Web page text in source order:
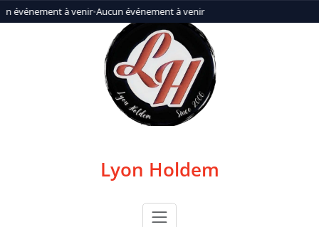
événement à venir•Aucun événement à venir
Aller
au
Lyon Holdem